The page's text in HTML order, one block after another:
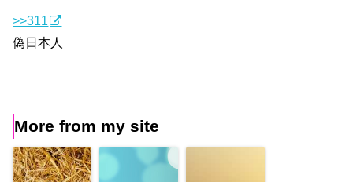
>>311
偽日本人
More from my site